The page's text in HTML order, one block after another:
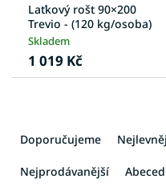
Laťkový rošt 90×200
Trevio - (120 kg/osoba)
Skladem
1 019 Kč
Doporučujeme
Nejprodávanější